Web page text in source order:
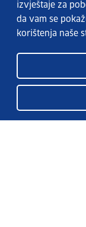
izvještaje za
da vam se
korištenja naše